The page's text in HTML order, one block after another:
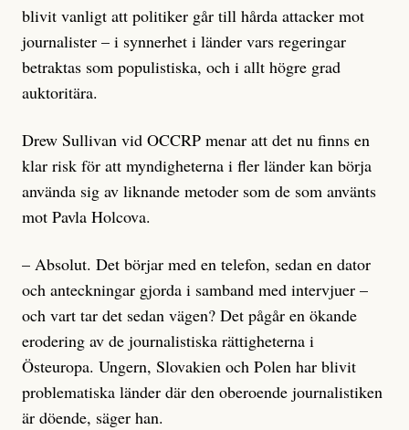
blivit vanligt att politiker går till hårda attacker mot
journalister – i synnerhet i länder vars regeringar
betraktas som populistiska, och i allt högre grad
auktoritära.
Drew Sullivan vid OCCRP menar att det nu finns en
klar risk för att myndigheterna i fler länder kan börja
använda sig av liknande metoder som de som använts
mot Pavla Holcova.
– Absolut. Det börjar med en telefon, sedan en dator
och anteckningar gjorda i samband med intervjuer –
och vart tar det sedan vägen? Det pågår en ökande
erodering av de journalistiska rättigheterna i
Östeuropa. Ungern, Slovakien och Polen har blivit
problematiska länder där den oberoende journalistiken
är döende, säger han.